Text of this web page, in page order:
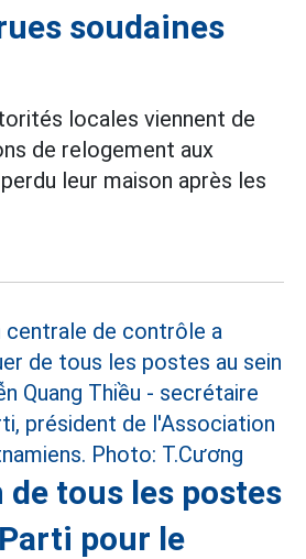
soudaines
locales viennent de
de relogement aux
leur maison après les
de tous les postes
pour le